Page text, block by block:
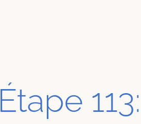
Étape